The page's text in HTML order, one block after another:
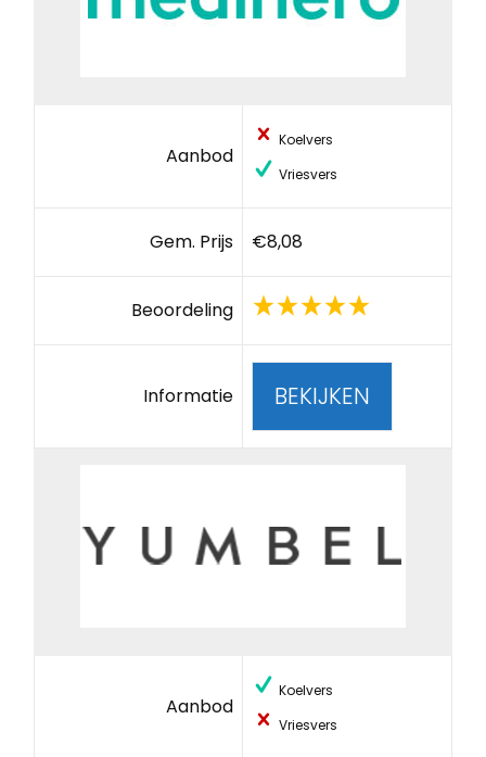
Aanbod
Koelvers
Vriesvers
Gem. Prijs €8,08
Beoordeling
Informatie BEKIJKEN
Aanbod
Koelvers
Vriesvers